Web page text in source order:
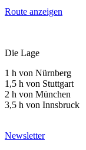
Route anzeigen
Die Lage
1 h von Nürnberg
1,5 h von Stuttgart
2 h von München
3,5 h von Innsbruck
Newsletter